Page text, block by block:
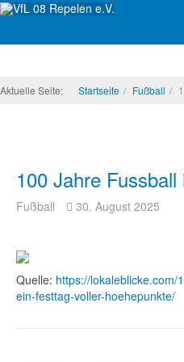
Aktuelle Seite: Startseite Fußball
100 Jahre Fussball
Fußball 30. August 2025
Quelle: https://lokaleblicke.com/
ein-festtag-voller-hoehepunkte/